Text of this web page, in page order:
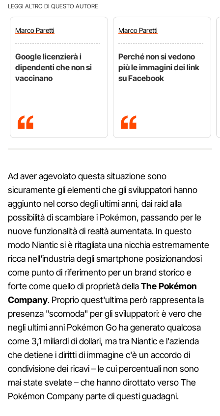
LEGGI ALTRO DI QUESTO AUTORE
MarcoParetti
Google licenzierà i
dipendenti che non si
vaccinano
MarcoParetti
Perché non si vedono
più le immagini dei link
su Facebook
Ad aver agevolato questa situazione sono
sicuramente gli elementi che gli sviluppatori hanno
aggiunto nel corso degli ultimi anni, dai raid alla
possibilità di scambiare i Pokémon, passando per le
nuove funzionalità di realtà aumentata. In questo
modo Niantic si è ritagliata una nicchia estremamente
ricca nell'industria degli smartphone posizionandosi
come punto di riferimento per un brand storico e
forte come quello di proprietà dellaThe Pokémon
Company. Proprio quest'ultima però rappresenta la
presenza "scomoda" per gli sviluppatori: è vero che
negli ultimi anni Pokémon Go ha generato qualcosa
come 3,1 miliardi di dollari, ma tra Niantic e l'azienda
che detiene i diritti di immagine c'è un accordo di
condivisione dei ricavi – le cui percentuali non sono
mai state svelate – che hanno dirottato verso The
Pokémon Company parte di questi guadagni.